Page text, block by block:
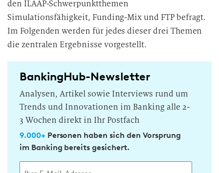
den ILAAP-Schwerpunktthemen
Simulationsfähigkeit, Funding-Mix und FTP befragt.
Im Folgenden werden für jedes dieser drei Themen
die zentralen Ergebnisse vorgestellt.
BankingHub-Newsletter
Analysen, Artikel sowie Interviews rund um
Trends und Innovationen im Banking alle 2-
3 Wochen direkt in Ihr Postfach
9.000+Personen haben sich den Vorsprung
im Banking bereits gesichert.